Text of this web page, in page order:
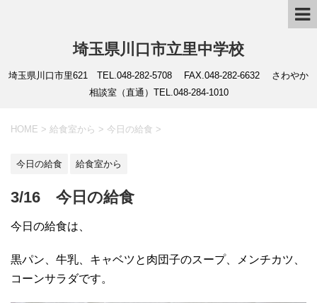
埼玉県川口市立里中学校
埼玉県川口市里621 TEL.048-282-5708 FAX.048-282-6632 さわやか
相談室（直通）TEL.048-284-1010
HOME > 給食室から > 今日の給食 >
今日の給食 給食室から
3/16 今日の給食
今日の給食は、
黒パン、牛乳、キャベツと肉団子のスープ、メンチカツ、
コーンサラダです。